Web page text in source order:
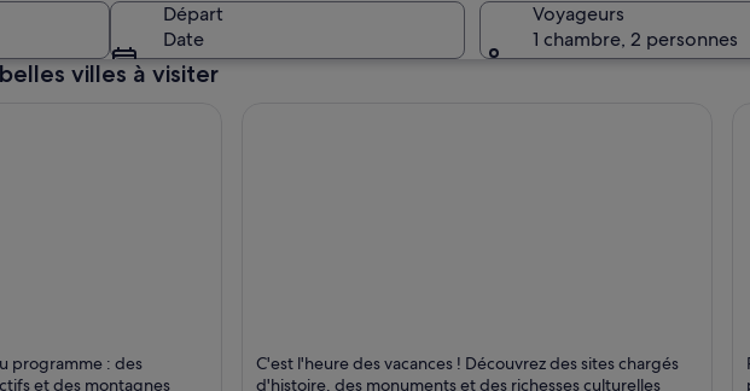
Départ
Date
Voyageurs
1 chambre, 2 personnes
villes à visiter
programme : des
et des montagnes
Samarkand
Historique, Monuments et Ruines
C'est l'heure des vacances ! Découvrez des sites chargés
d'histoire, des monuments et des richesses culturelles